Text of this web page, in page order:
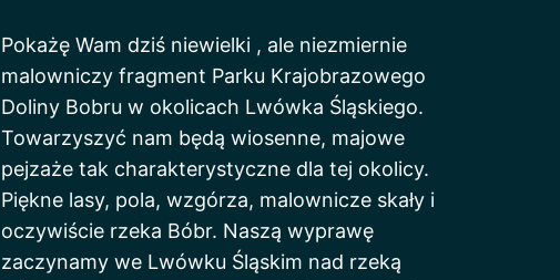
Pokażę Wam dziś niewielki , ale niezmiernie
malowniczy fragment Parku Krajobrazowego
Doliny Bobru w okolicach Lwówka Śląskiego.
Towarzyszyć nam będą wiosenne, majowe
pejzaże tak charakterystyczne dla tej okolicy.
Piękne lasy, pola, wzgórza, malownicze skały i
oczywiście rzeka Bóbr. Naszą wyprawę
zaczynamy we Lwówku Śląskim nad rzeką